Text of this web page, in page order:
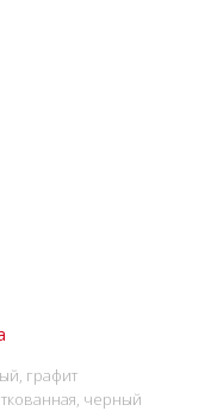
графит
черный